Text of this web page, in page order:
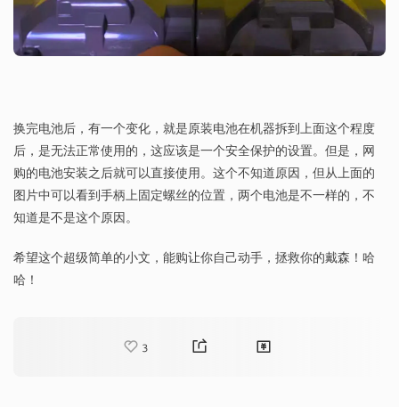
换完电池后，有一个变化，就是原装电池在机器拆到上面这个程度
后，是无法正常使用的，这应该是一个安全保护的设置。但是，网
购的电池安装之后就可以直接使用。这个不知道原因，但从上面的
图片中可以看到手柄上固定螺丝的位置，两个电池是不一样的，不
知道是不是这个原因。
希望这个超级简单的小文，能购让你自己动手，拯救你的戴森！哈
哈！
3